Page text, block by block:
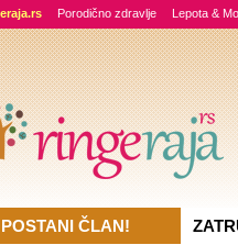
Porodično zdravlje Lepota &
POSTANI ČLAN!